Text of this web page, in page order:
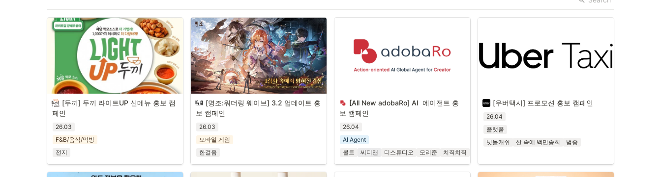
[두끼] 두끼 라이트UP 신메뉴 홍보 캠
페인
26.03
F&B/음식/먹방
전지
[명조:워더링 웨이브] 3.2 업데이트 홍
보 캠페인
26.03
모바일 게임
한걸음
[All New adobaRo] AI  에이전트 홍
보 캠페인
26.04
AI Agent
볼트
씨디맨 디스튜디오 모리준 치직치직
[우버택시] 프로모션 홍보 캠페인
26.04
플랫폼
닛몰캐쉬
산 속에 백만송희 범중